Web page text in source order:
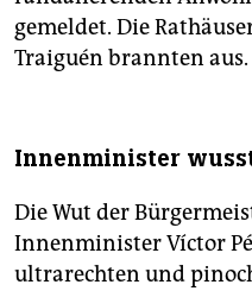
gemeldet. Die
Traiguén brannten aus.
Innenminister
Die Wut der
Innenminister Víctor
ultrarechten und